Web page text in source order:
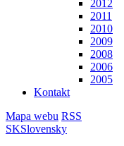
2012
2011
2010
2009
2008
2006
2005
Kontakt
Mapa webu RSS
SKSlovensky